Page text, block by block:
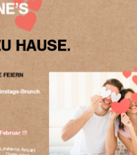
ANGEBOT FÜR DICH
Allgemein Ernährung Restaurant